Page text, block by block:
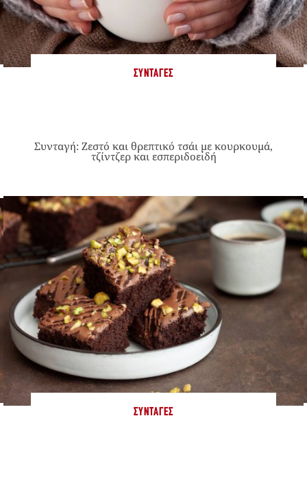
ΣΥΝΤΑΓΈΣ
Συνταγή: Ζεστό και θρεπτικό τσάι με κουρκουμά,
τζίντζερ και εσπεριδοειδή
ΣΥΝΤΑΓΈΣ